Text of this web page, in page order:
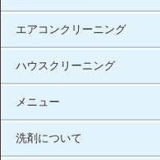
エアコンクリーニング
ハウスクリーニング
メニュー
洗剤について